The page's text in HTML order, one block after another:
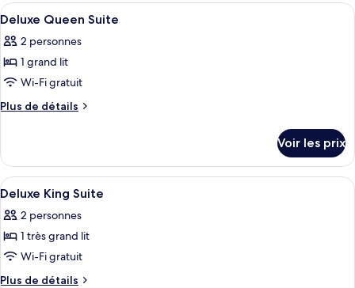
Afficher
toutes
les
photos
pour
ce
chambre :
Deluxe
Queen
Suite
Une chambre d’hôtel moderne
6
Deluxe Queen Suite
2 personnes
1 grand lit
Wi-Fi gratuit
Plus de détails
Plus
le
type
de
Deluxe
Queen
Voir les prix
Afficher
toutes
les
photos
pour
ce
Une pièce avec un mur en pierre, un
8
Deluxe King Suite
2 personnes
1 très grand lit
Wi-Fi gratuit
Plus de détails
Plus